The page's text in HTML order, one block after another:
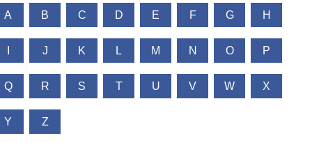
A B C D E F G H
J K L M N O P
Q R S T U V W X
Y Z